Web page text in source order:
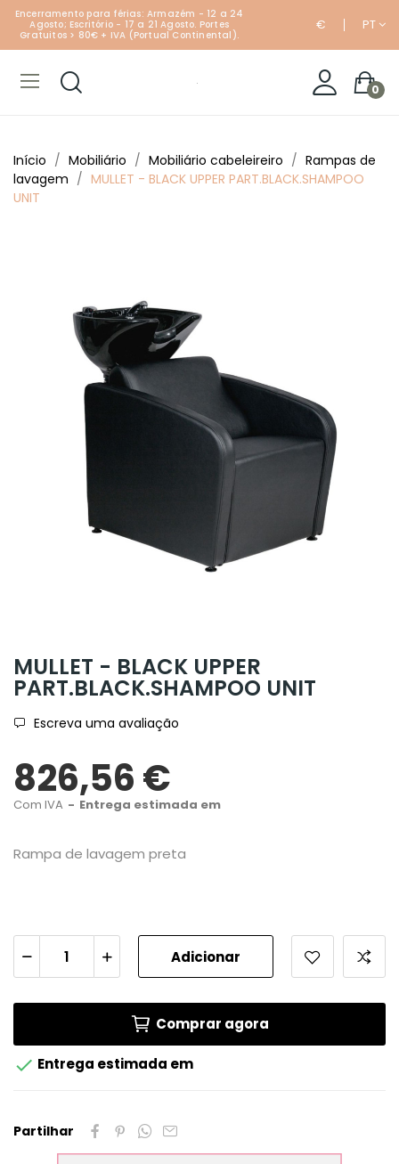
Encerramento para férias: Armazém - 12 a 24
Agosto; Escritório - 17 a 21 Agosto. Portes
Gratuitos > 80€ + IVA (Portual Continental).
€ PT
0
Início Mobiliário Mobiliário cabeleireiro
Rampas de
lavagem
MULLET - BLACK UPPER PART.BLACK.SHAMPOO
UNIT
MULLET - BLACK UPPER
PART.BLACK.SHAMPOO UNIT
Escreva uma avaliação
826,56 €
Com IVA Entrega estimada em
Rampa de lavagem preta
Adicionar
Comprar agora
 Entrega estimada em
Partilhar